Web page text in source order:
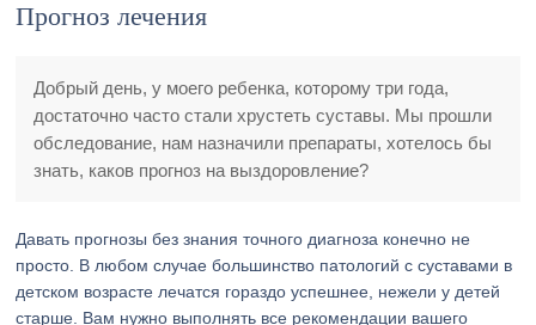
Прогноз лечения
Добрый день, у моего ребенка, которому три года,
достаточно часто стали хрустеть суставы. Мы прошли
обследование, нам назначили препараты, хотелось бы
знать, каков прогноз на выздоровление?
Давать прогнозы без знания точного диагноза конечно не
просто. В любом случае большинство патологий с суставами в
детском возрасте лечатся гораздо успешнее, нежели у детей
старше. Вам нужно выполнять все рекомендации вашего